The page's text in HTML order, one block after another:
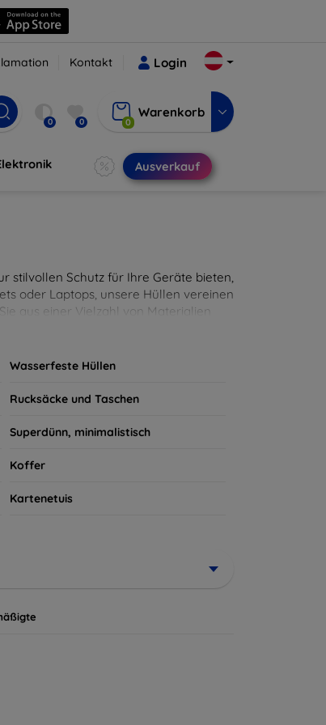
Kontakt Login
0 0 0
Warenkorb
Ausverkauf
stilvollen Schutz für Ihre Geräte bieten,
oder Laptops, unsere Hüllen vereinen
aus einer Vielzahl von Materialien
Wasserfeste Hüllen
Rucksäcke und Taschen
Superdünn, minimalistisch
Koffer
Kartenetuis